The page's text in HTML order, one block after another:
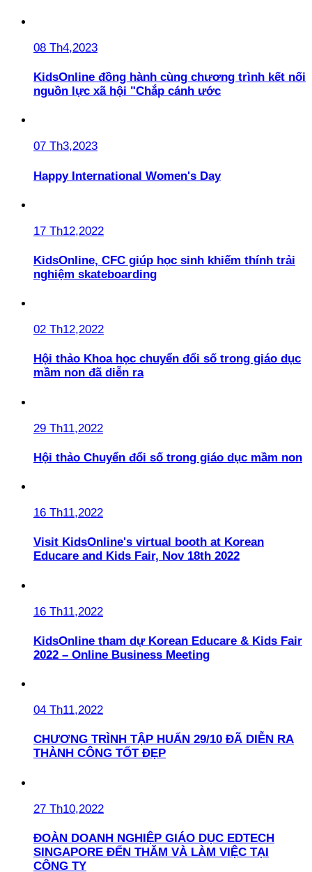
08 Th4,2023
KidsOnline đồng hành cùng chương trình kết nối
nguồn lực xã hội "Chắp cánh ước
07 Th3,2023
Happy International Women's Day
17 Th12,2022
KidsOnline, CFC giúp học sinh khiếm thính trải
nghiệm skateboarding
02 Th12,2022
Hội thảo Khoa học chuyển đổi số trong giáo dục
mầm non đã diễn ra
29 Th11,2022
Hội thảo Chuyển đổi số trong giáo dục mầm non
16 Th11,2022
Visit KidsOnline's virtual booth at Korean
Educare and Kids Fair, Nov 18th 2022
16 Th11,2022
KidsOnline tham dự Korean Educare & Kids Fair
2022 – Online Business Meeting
04 Th11,2022
CHƯƠNG TRÌNH TẬP HUẤN 29/10 ĐÃ DIỄN RA
THÀNH CÔNG TỐT ĐẸP
27 Th10,2022
ĐOÀN DOANH NGHIỆP GIÁO DỤC EDTECH
SINGAPORE ĐẾN THĂM VÀ LÀM VIỆC TẠI
CÔNG TY